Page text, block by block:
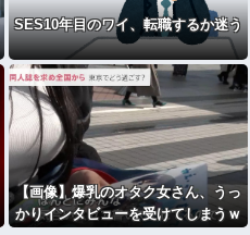
SES10年目のワイ、転職するか迷う
【画像】爆乳のオタク女さん、うっ
かりインタビューを受けてしまうｗ